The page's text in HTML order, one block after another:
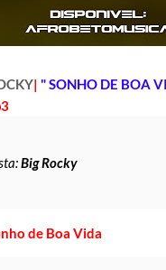
| " SONHO DE BOA
Big Rocky
de Boa Vida